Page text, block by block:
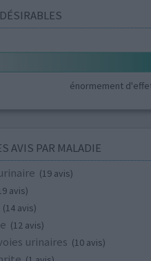
énormement
AVIS PAR MALADIE
(19 avis)
avis)
(14 avis)
(12 avis)
urinaires (10 avis)